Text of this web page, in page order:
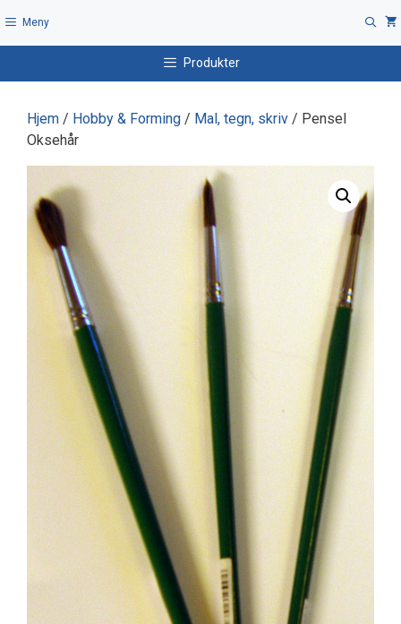
til
Meny
Produkter
Hjem / Hobby & Forming / Mal, tegn, skriv / Pensel
Oksehår